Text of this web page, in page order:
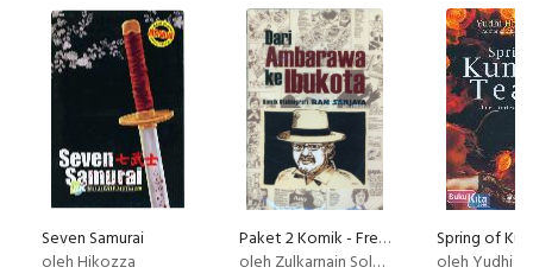
Seven Samurai
oleh Hikozza
Paket 2 Komik - Free Buku Legenda Komik Dunia
oleh Zulkarnain Soleh & Ram Sanjaya
oleh Yudhi